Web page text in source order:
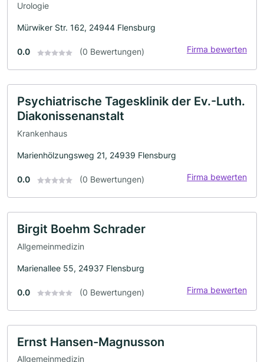
Urologie
Mürwiker Str. 162, 24944 Flensburg
0.0 (0 Bewertungen) Firma bewerten
Psychiatrische Tagesklinik der Ev.-Luth.
Diakonissenanstalt
Krankenhaus
Marienhölzungsweg 21, 24939 Flensburg
0.0 (0 Bewertungen) Firma bewerten
Birgit Boehm Schrader
Allgemeinmedizin
Marienallee 55, 24937 Flensburg
0.0 (0 Bewertungen) Firma bewerten
Ernst Hansen-Magnusson
Allgemeinmedizin